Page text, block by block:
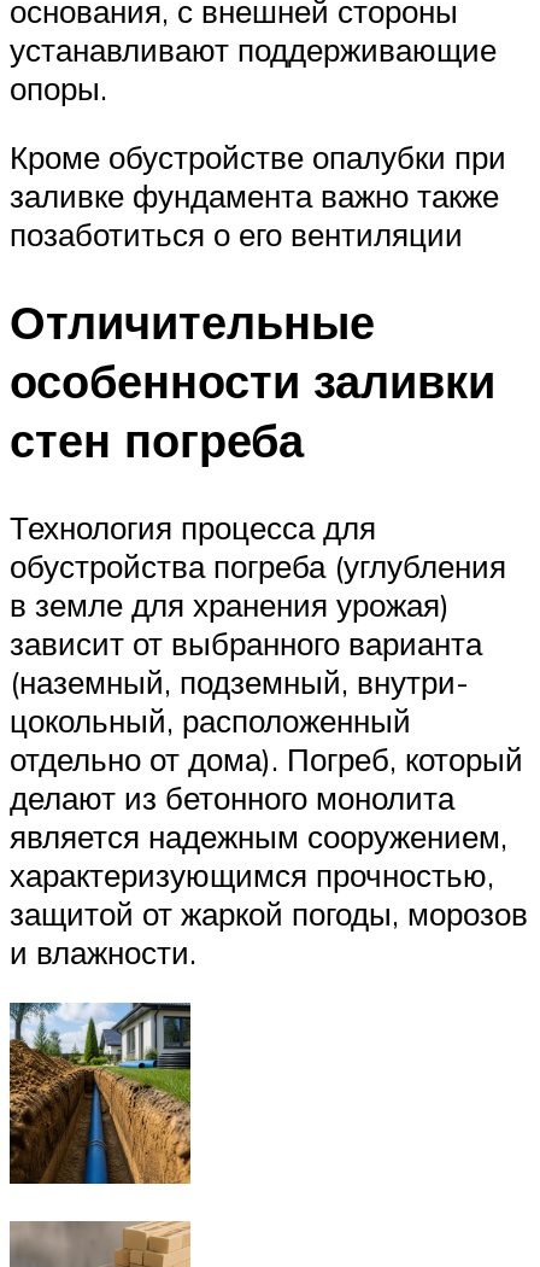
основания, с внешней стороны
устанавливают поддерживающие
опоры.
Кроме обустройстве опалубки при
заливке фундамента важно также
позаботиться о его вентиляции
Отличительные
особенности заливки
стен погреба
Технология процесса для
обустройства погреба (углубления
в земле для хранения урожая)
зависит от выбранного варианта
(наземный, подземный, внутри-
цокольный, расположенный
отдельно от дома). Погреб, который
делают из бетонного монолита
является надежным сооружением,
характеризующимся прочностью,
защитой от жаркой погоды, морозов
и влажности.